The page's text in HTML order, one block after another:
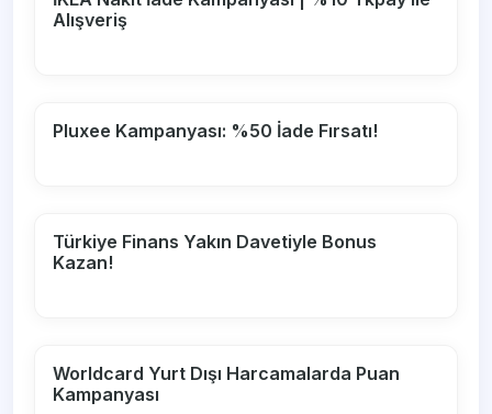
Alışveriş
Pluxee Kampanyası: %50 İade Fırsatı!
Türkiye Finans Yakın Davetiyle Bonus
Kazan!
Worldcard Yurt Dışı Harcamalarda Puan
Kampanyası